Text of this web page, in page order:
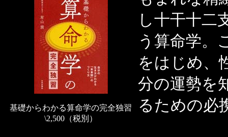
基礎からわかる算命学の完全独習
\2,500（税別）
し十干十二
う算命学。
をはじめ、
分の運勢を
るための必